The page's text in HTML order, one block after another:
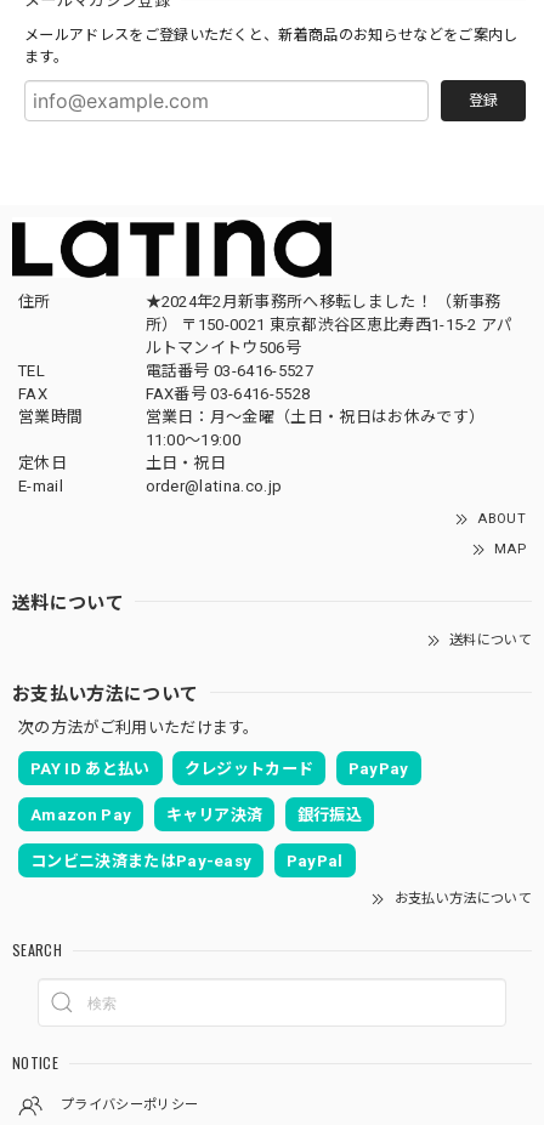
メールアドレスをご登録いただくと、新着商品のお知らせなどをご案内し
ます。
登録
住所
★2024年2月新事務所へ移転しました！ （新事務
所） 〒150-0021 東京都渋谷区恵比寿西1-15-2 アパ
ルトマンイトウ506号
TEL
電話番号 03-6416-5527
FAX
FAX番号 03-6416-5528
営業時間
営業日：月〜金曜（土日・祝日はお休みです）
11:00〜19:00
定休日
土日・祝日
E-mail
order@latina.co.jp
ABOUT
MAP
送料について
送料について
お支払い方法について
次の方法がご利用いただけます。
PAY ID あと払い クレジットカード PayPay
Amazon Pay キャリア決済 銀行振込
コンビニ決済またはPay-easy PayPal
お支払い方法について
SEARCH
NOTICE
プライバシーポリシー